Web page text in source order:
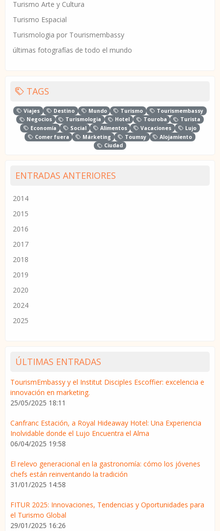
Turismo Arte y Cultura
Turismo Espacial
Turismologia por Tourismembassy
últimas fotografías de todo el mundo
TAGS
Viajes Destino Mundo Turismo
Tourismembassy
Negocios
Turismologia Hotel Touroba
Turista
Economía
Social Alimentos Vacaciones
Lujo
Comer fuera
Márketing Toumsy
Alojamiento
Ciudad
ENTRADAS ANTERIORES
2014
2015
2016
2017
2018
2019
2020
2024
2025
ÚLTIMAS ENTRADAS
TourismEmbassy y el Institut Disciples Escoffier: excelencia e
innovación en marketing.
25/05/2025 18:11
Canfranc Estación, a Royal Hideaway Hotel: Una Experiencia
Inolvidable donde el Lujo Encuentra el Alma
06/04/2025 19:58
El relevo generacional en la gastronomía: cómo los jóvenes
chefs están reinventando la tradición
31/01/2025 14:58
FITUR 2025: Innovaciones, Tendencias y Oportunidades para
el Turismo Global
29/01/2025 16:26